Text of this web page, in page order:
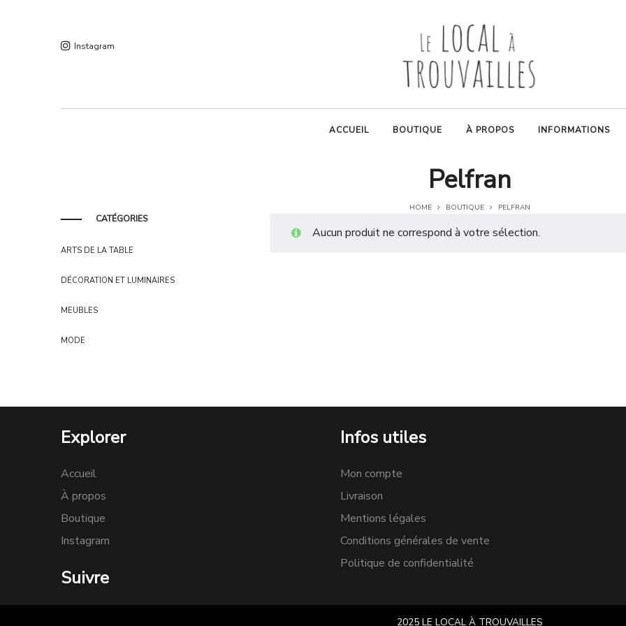
Instagram
ACCUEIL BOUTIQUE À PROPOS INFORMATIONS
Pelfran
HOME BOUTIQUE PELFRAN
Aucun produit ne correspond à votre sélection.
CATÉGORIES
ARTS DE LA TABLE
DÉCORATION ET LUMINAIRES
MEUBLES
MODE
Explorer
Accueil
À propos
Boutique
Instagram
Suivre
Infos utiles
Mon compte
Livraison
Mentions légales
Conditions générales de vente
Politique de confidentialité
2025 LE LOCAL À TROUVAILLES